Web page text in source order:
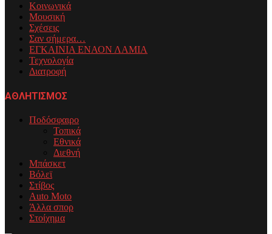
Κοινωνικά
Μουσική
Σχέσεις
Σαν σήμερα…
ΕΓΚΑΙΝΙΑ ΕΝΑΟΝ ΛΑΜΙΑ
Τεχνολογία
Διατροφή
ΑΘΛΗΤΙΣΜΟΣ
Ποδόσφαιρο
Τοπικά
Εθνικά
Διεθνή
Μπάσκετ
Βόλεϊ
Στίβος
Auto Moto
Άλλα σπορ
Στοίχημα